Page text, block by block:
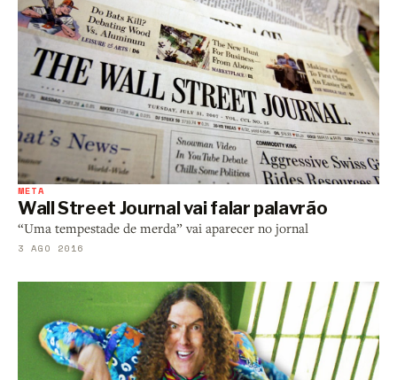
META
Wall Street Journal vai falar palavrão
“Uma tempestade de merda” vai aparecer no jornal
3 AGO 2016